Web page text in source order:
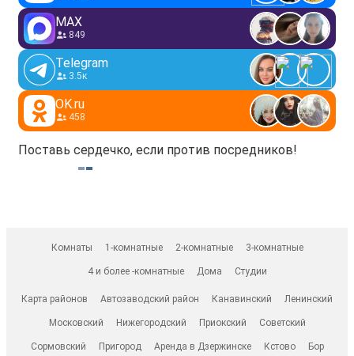
MAX
849
Telegram
3.5к
OK.ru
458
Поставь сердечко, если против посредников!
Комнаты 1-комнатные 2-комнатные 3-комнатные
4 и более -комнатные Дома Студии
Карта районов Автозаводский район Канавинский Ленинский
Московский Нижегородский Приокский Советский
Сормовский Пригород Аренда в Дзержинске Кстово Бор